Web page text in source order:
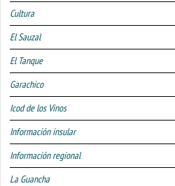
Cultura
El Sauzal
El Tanque
Garachico
Icod de los Vinos
Información insular
Información regional
La Guancha